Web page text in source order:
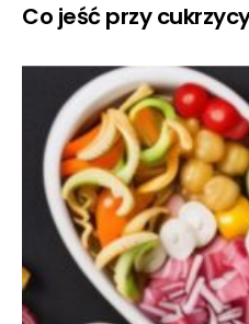
Co jeść przy